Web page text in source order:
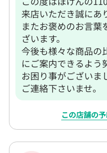
来店いただき誠にあ
またお褒めのお言葉
ざいます。
今後も様々な商品の
にご案内できるよう
お困り事がございま
ご連絡下さいませ。
この店舗の